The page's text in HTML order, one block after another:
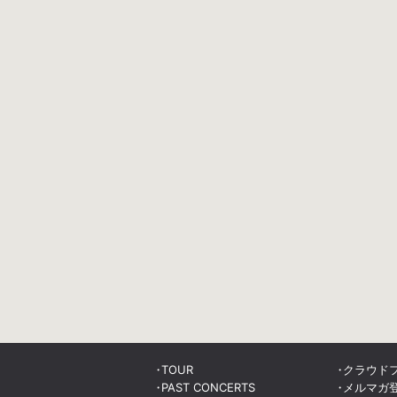
TOUR
PAST CONCERTS
クラウド
メルマガ